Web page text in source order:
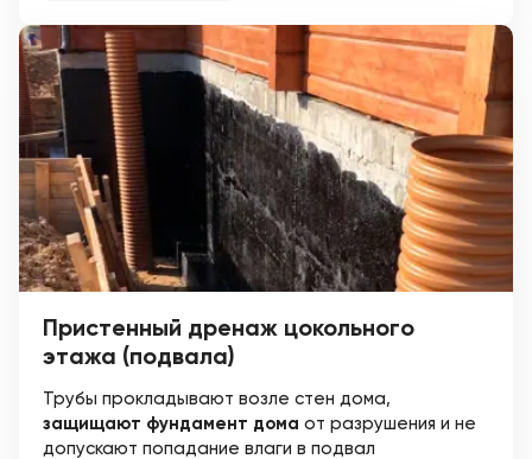
Пристенный дренаж цокольного
этажа (подвала)
Трубы прокладывают возле стен дома,
защищают фундамент дома от разрушения и не
допускают попадание влаги в подвал